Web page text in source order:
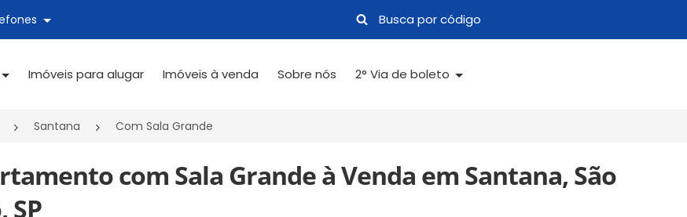
Imóveis para alugar Imóveis à venda Sobre nós 2° Via de boleto
Santana Com Sala Grande
com Sala Grande à Venda em Santana, São
SP